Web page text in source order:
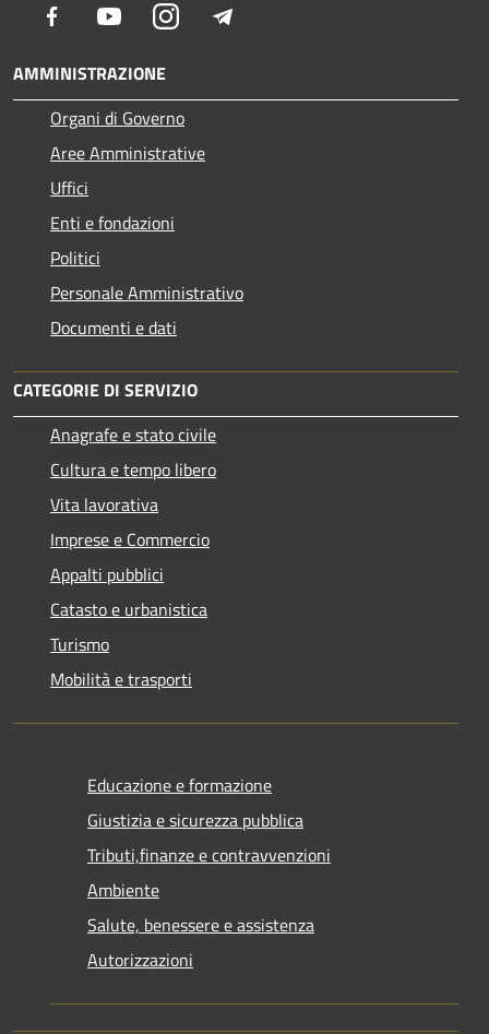
Facebook YoutubeInstagram
AMMINISTRAZIONE
Organi di Governo
Aree Amministrative
Uffici
Enti e fondazioni
Politici
Personale Amministrativo
Documenti e dati
CATEGORIE DI SERVIZIO
Anagrafe e stato civile
Cultura e tempo libero
Vita lavorativa
Imprese e Commercio
Appalti pubblici
Catasto e urbanistica
Turismo
Mobilità e trasporti
Educazione e formazione
Giustizia e sicurezza pubblica
Tributi,finanze e contravvenzioni
Ambiente
Salute, benessere e assistenza
Autorizzazioni